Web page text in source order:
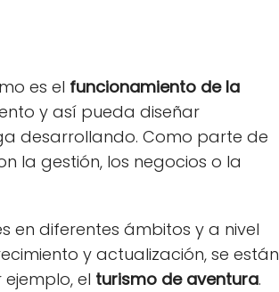
es el funcionamiento de la
y así pueda diseñar
desarrollando. Como parte de
la gestión, los negocios o la
en diferentes ámbitos y a nivel
y actualización, se están
el turismo de aventura.